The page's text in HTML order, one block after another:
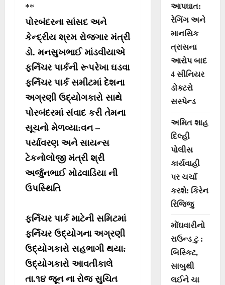
**
પોરબંદરના સાંસદ અને
કેન્દ્રીય શ્રમ રોજગાર મંત્રી
ડો. મનસુખભાઈ માંડવીયાએ
ફર્નિચર પાર્કની રૂપરેખા ઘડવા
ફર્નિચર પાર્ક સમીટમાં દેશના
અગ્રણી ઉદ્યોગકારો સાથે
પોરબંદરમાં સંવાદ કરી તેમના
સૂચનો મેળવ્યા:વન –
પર્યાવરણ અને સાયન્સ
ટેકનોલોજી મંત્રી શ્રી
અર્જુનભાઈ મોઢવાડિયા ની
ઉપસ્થિતિ
ફર્નિચર પાર્ક માટેની સમિટમાં
ફર્નિચર ઉદ્યોગના અગ્રણી
ઉદ્યોગકારો સહભાગી થયા:
ઉદ્યોગકારો આવતીકાલે
તા.૧૪ જૂન ના રોજ સુચિત
આપઘાત:
રેગિંગ અને
માનસિક
ત્રાસના
આરોપ બાદ
4 સીનિયર
ડોક્ટરો
સસ્પેન્ડ
અમિત શાહ
દિલ્હી
પોલીસ
કાર્યવાહી
પર ચર્ચા
કરશે: કિરેન
રિજિજુ
મોંઘવારીનો
રાઉન્ડ ટુ :
બિસ્કિટ,
સાબુથી
લઈને ચા